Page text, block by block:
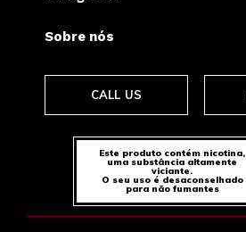
Sobre nós
CALL US
Este produto contém nicotina,
uma substância altamente
viciante.
O seu uso é desaconselhado
para não fumantes